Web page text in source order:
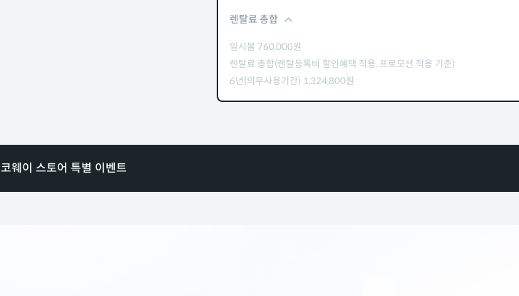
렌탈료 총합
일시불 760,000원
렌탈료 총합(렌탈등록비 할인혜택 적용, 프로모션 적용 기준)
6년(의무사용기간) 1,324,800원
코웨이 스토어 특별 이벤트